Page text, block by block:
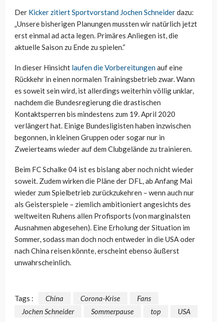
Der Kicker zitiert Sportvorstand Jochen Schneiderdazu:
„Unsere bisherigen Planungen mussten wir natürlich jetzt
erst einmal ad acta legen. Primäres Anliegen ist, die
aktuelle Saison zu Ende zu spielen.“
In dieser Hinsicht laufen die Vorbereitungenauf eine
Rückkehr in einen normalen Trainingsbetrieb zwar. Wann
es soweit sein wird, ist allerdings weiterhin völlig unklar,
nachdem die Bundesregierung die drastischen
Kontaktsperren bis mindestens zum 19. April 2020
verlängert hat. Einige Bundesligisten haben inzwischen
begonnen, in kleinen Gruppen oder sogar nur in
Zweierteams wieder auf dem Clubgelände zu trainieren.
Beim FC Schalke 04 ist es bislang aber noch nicht wieder
soweit. Zudem wirken die Pläne der DFL, ab Anfang Mai
wieder zum Spielbetrieb zurückzukehren – wenn auch nur
als Geisterspiele – ziemlich ambitioniert angesichts des
weltweiten Ruhens allen Profisports (von marginalsten
Ausnahmen abgesehen). Eine Erholung der Situation im
Sommer, sodass man doch noch entweder in die USA oder
nach China reisen könnte, erscheint ebenso äußerst
unwahrscheinlich.
Tags : China Corona-Krise
Fans
Jochen Schneider
Sommerpause top USA